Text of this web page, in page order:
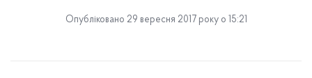
Опубліковано 29 вересня 2017 року о 15:21